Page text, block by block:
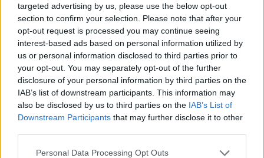
targeted advertising by us, please use the below opt-out
section to confirm your selection. Please note that after your
opt-out request is processed you may continue seeing
interest-based ads based on personal information utilized by
us or personal information disclosed to third parties prior to
your opt-out. You may separately opt-out of the further
disclosure of your personal information by third parties on the
IAB’s list of downstream participants. This information may
also be disclosed by us to third parties on the IAB’s List of
Downstream Participants that may further disclose it to other
Personal Data Processing Opt Outs
Τζίμη να δουλέψουμε μαζί!» Μάλιστα για όλα
όσα γράφονται περί πλαστικών επεμβάσεων, η
τραγουδίστρια με χιούμορ είπε: «Είμαι μεγάλη σε
ηλικία και έχω κάνει πολλές πλαστικές.
Κοιτάξτε πόσο όμορφη είμαι μετά από όσα έχω
κάνει». Να αναφέρουμε ότι η Πάολα έκανε
πρεμιέρα στο Teatro μαζί με τον Μαζωνάκη και